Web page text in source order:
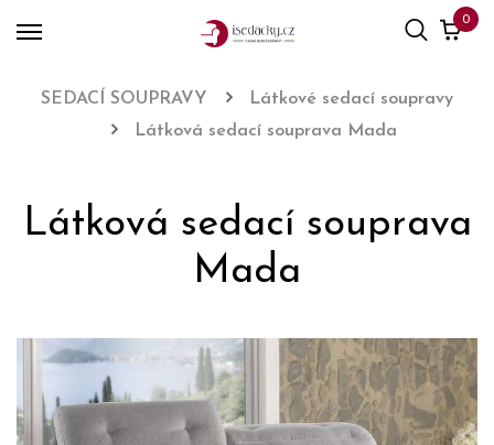
0
SEDACÍ SOUPRAVY
Látkové sedací soupravy
Látková sedací souprava Mada
Látková sedací souprava
Mada